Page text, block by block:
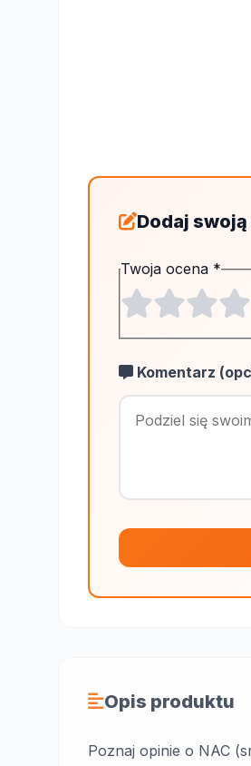
Dodaj
Twoja ocena *
Komentarz
Opis produktu
Poznaj opinie o NAC